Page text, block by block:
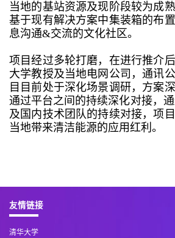
当地的基站资源及现阶段较为成
基于现有解决方案中集装箱的布
息沟通&交流的文化社区。
项目经过多轮打磨，在进行推介
大学教授及当地电网公司，通讯
目目前处于深化场景调研，方案
通过平台之间的持续深化对接，
及国内技术团队的持续对接，项
当地带来清洁能源的应用红利。
友情链接
清华大学